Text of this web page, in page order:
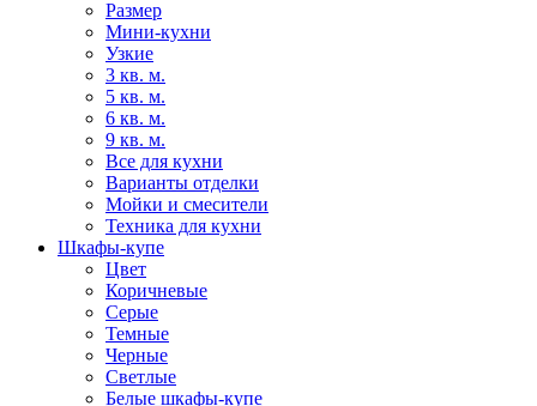
Размер
Мини-кухни
Узкие
3 кв. м.
5 кв. м.
6 кв. м.
9 кв. м.
Все для кухни
Варианты отделки
Мойки и смесители
Техника для кухни
Шкафы-купе
Цвет
Коричневые
Серые
Темные
Черные
Светлые
Белые шкафы-купе